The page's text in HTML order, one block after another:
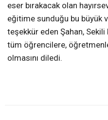
eser bırakacak olan
eğitime sunduğu bu büyük
teşekkür eden Şahan, Sekili
tüm öğrencilere,
olmasını diledi.